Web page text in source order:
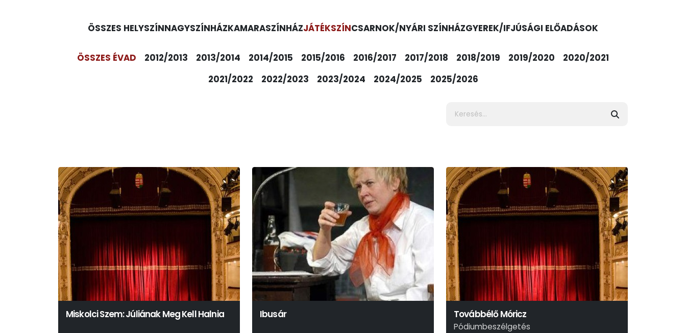
ÖSSZES HELYSZÍNNAGYSZÍNHÁZKAMARASZÍNHÁZJÁTÉKSZÍNCSARNOK/NYÁRI SZÍNHÁZGYEREK/IFJÚSÁGI ELŐADÁSOK
ÖSSZES ÉVAD 2012/2013 2013/2014 2014/2015 2015/2016 2016/2017 2017/2018 2018/2019 2019/2020
2020/2021
2021/2022
2022/2023 2023/2024 2024/2025 2025/2026
Miskolci Szem: Júliának Meg Kell Halnia Ibusár Továbbélő Móricz
Pódiumbeszélgetés